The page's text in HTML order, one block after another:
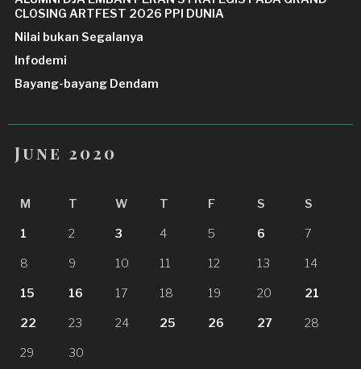
CLOSING ARTFEST 2026 PPI DUNIA
Nilai bukan Segalanya
Infodemi
Bayang-bayang Dendam
June 2020
M T W T F S S
1 2 3 4 5 6 7
8 9 10 11 12 13 14
15 16 17 18 19 20 21
22 23 24 25 26 27 28
29 30